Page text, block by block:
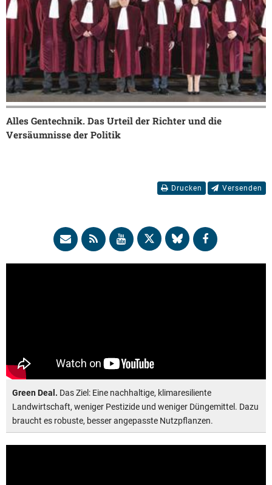
Alles Gentechnik. Das Urteil der Richter und die
Versäumnisse der Politik
Drucken Versenden
Green Deal. Das Ziel: Eine nachhaltige, klimaresiliente
Landwirtschaft, weniger Pestizide und weniger Düngemittel. Dazu
braucht es robuste, besser angepasste Nutzpflanzen.